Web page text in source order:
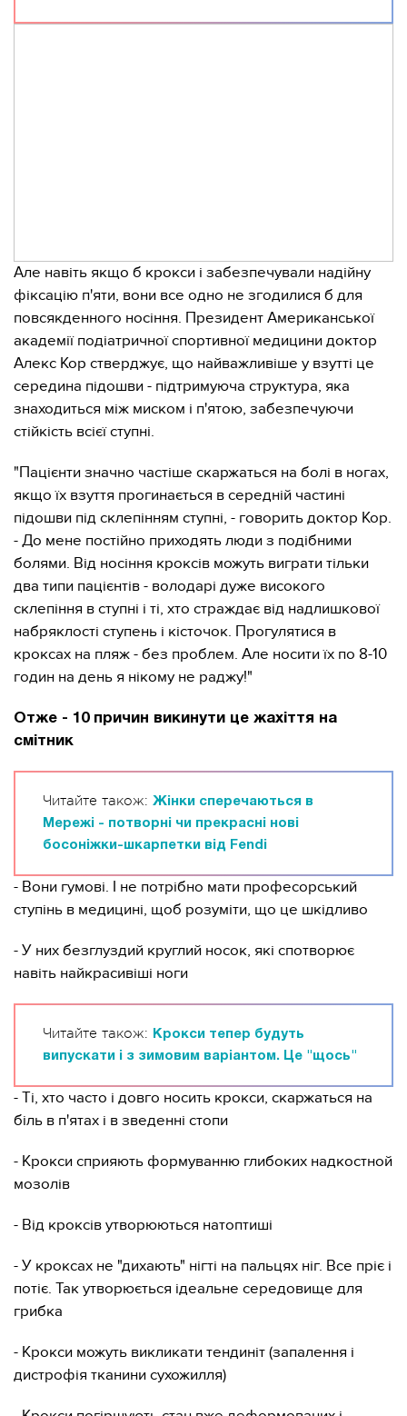
Але навіть якщо б крокси і забезпечували надійну
фіксацію п'яти, вони все одно не згодилися б для
повсякденного носіння. Президент Американської
академії подіатричної спортивної медицини доктор
Алекс Кор стверджує, що найважливіше у взутті це
середина підошви - підтримуюча структура, яка
знаходиться між миском і п'ятою, забезпечуючи
стійкість всієї ступні.
"Пацієнти значно частіше скаржаться на болі в ногах,
якщо їх взуття прогинається в середній частині
підошви під склепінням ступні, - говорить доктор Кор.
- До мене постійно приходять люди з подібними
болями. Від носіння кроксів можуть виграти тільки
два типи пацієнтів - володарі дуже високого
склепіння в ступні і ті, хто страждає від надлишкової
набряклості ступень і кісточок. Прогулятися в
кроксах на пляж - без проблем. Але носити їх по 8-10
годин на день я нікому не раджу!"
Отже - 10 причин викинути це жахіття на
смітник
Читайте також: Жінки сперечаються в
Мережі - потворні чи прекрасні нові
босоніжки-шкарпетки від Fendi
- Вони гумові. І не потрібно мати професорський
ступінь в медицині, щоб розуміти, що це шкідливо
- У них безглуздий круглий носок, які спотворює
навіть найкрасивіші ноги
Читайте також:
Крокси тепер будуть
випускати і з зимовим варіантом. Це "щось"
- Ті, хто часто і довго носить крокси, скаржаться на
біль в п'ятах і в зведенні стопи
- Крокси сприяють формуванню глибоких надкостной
мозолів
- Від кроксів утворюються натоптиші
- У кроксах не "дихають" нігті на пальцях ніг. Все пріє і
потіє. Так утворюється ідеальне середовище для
грибка
- Крокси можуть викликати тендиніт (запалення і
дистрофія тканини сухожилля)